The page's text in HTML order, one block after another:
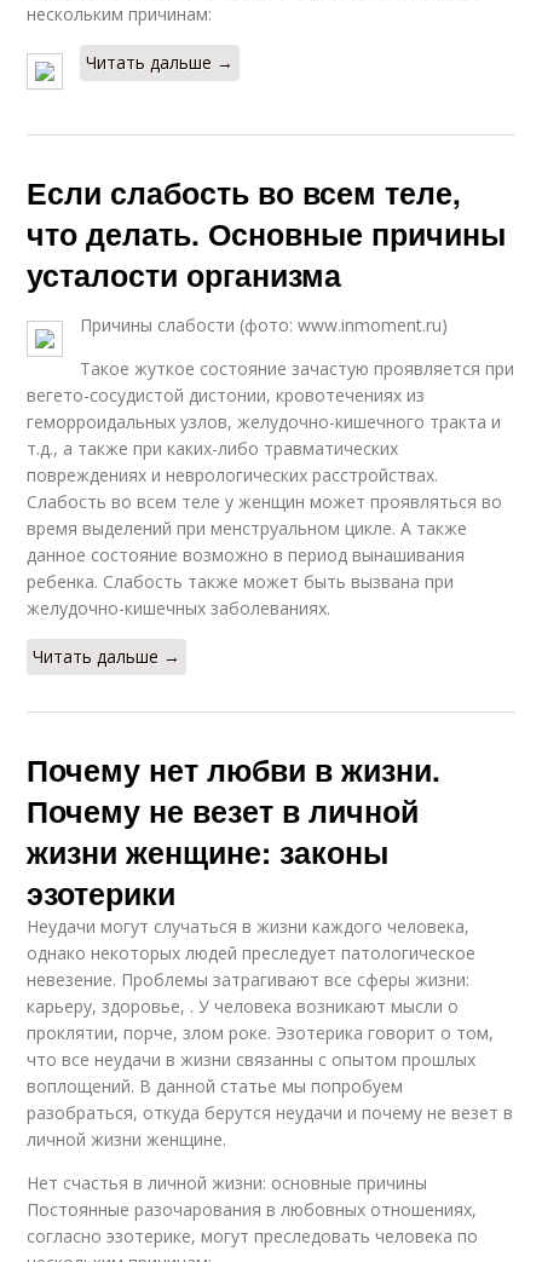
нескольким причинам:
Читать дальше →
Если слабость во всем теле,
что делать. Основные причины
усталости организма
Причины слабости (фото: www.inmoment.ru)
Такое жуткое состояние зачастую проявляется при
вегето-сосудистой дистонии, кровотечениях из
геморроидальных узлов, желудочно-кишечного тракта и
т.д., а также при каких-либо травматических
повреждениях и неврологических расстройствах.
Слабость во всем теле у женщин может проявляться во
время выделений при менструальном цикле. А также
данное состояние возможно в период вынашивания
ребенка. Слабость также может быть вызвана при
желудочно-кишечных заболеваниях.
Читать дальше →
Почему нет любви в жизни.
Почему не везет в личной
жизни женщине: законы
эзотерики
Неудачи могут случаться в жизни каждого человека,
однако некоторых людей преследует патологическое
невезение. Проблемы затрагивают все сферы жизни:
карьеру, здоровье, . У человека возникают мысли о
проклятии, порче, злом роке. Эзотерика говорит о том,
что все неудачи в жизни связанны с опытом прошлых
воплощений. В данной статье мы попробуем
разобраться, откуда берутся неудачи и почему не везет в
личной жизни женщине.
Нет счастья в личной жизни: основные причины
Постоянные разочарования в любовных отношениях,
согласно эзотерике, могут преследовать человека по